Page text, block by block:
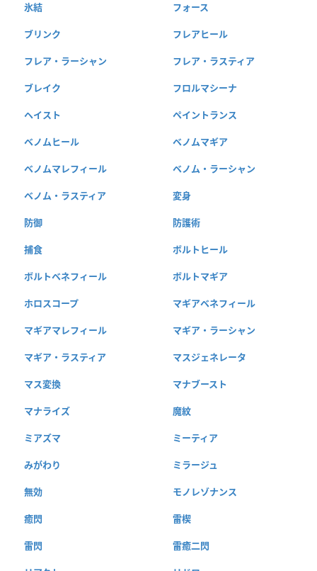
氷結 フォース
ブリンク フレアヒール
フレア・ラーシャン フレア・ラスティア
ブレイク フロルマシーナ
ヘイスト ペイントランス
ベノムヒール ベノムマギア
ベノムマレフィール ベノム・ラーシャン
ベノム・ラスティア 変身
防御 防護術
捕食 ボルトヒール
ボルトベネフィール ボルトマギア
ホロスコープ マギアベネフィール
マギアマレフィール マギア・ラーシャン
マギア・ラスティア マスジェネレータ
マス変換 マナブースト
マナライズ 魔紋
ミアズマ ミーティア
みがわり ミラージュ
無効 モノレゾナンス
癒閃 雷楔
雷閃 雷癒二閃